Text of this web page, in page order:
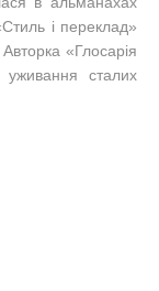
і переклад»
«Глосарія
уживання сталих